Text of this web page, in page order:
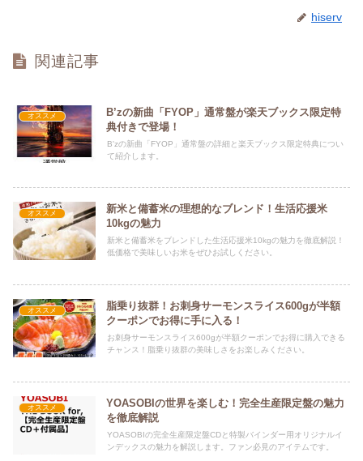
hiserv
関連記事
オススメ
B’zの新曲「FYOP」通常盤が楽天ブックス限定特
典付きで登場！
B'zの新曲「FYOP」通常盤の詳細と楽天ブックス限定特典につい
て紹介します。
オススメ
新米と備蓄米の理想的なブレンド！生活応援米
10kgの魅力
新米と備蓄米をブレンドした生活応援米10kgの魅力を徹底解説！
低価格で美味しいお米をぜひお試しください。
オススメ
脂乗り抜群！お刺身サーモンスライス600gが半額
クーポンでお得に手に入る！
お刺身サーモンスライス600gが半額クーポンでお得に購入できる
チャンス！脂乗り抜群の美味しさをお楽しみください。
オススメ
YOASOBIの世界を楽しむ！完全生産限定盤の魅力
を徹底解説
YOASOBIの完全生産限定盤CDと特製バインダー用オリジナルイ
ンデックスの魅力を解説します。ファン必見のアイテムです。